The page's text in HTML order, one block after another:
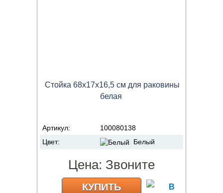
Стойка 68х17х16,5 см для раковины
белая
Артикул:
100080138
Цвет:
Белый
Цена: Звоните
КУПИТЬ